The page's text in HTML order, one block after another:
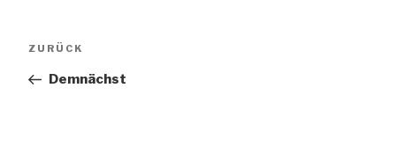
Vorheriger
ZURÜCK
Demnächst